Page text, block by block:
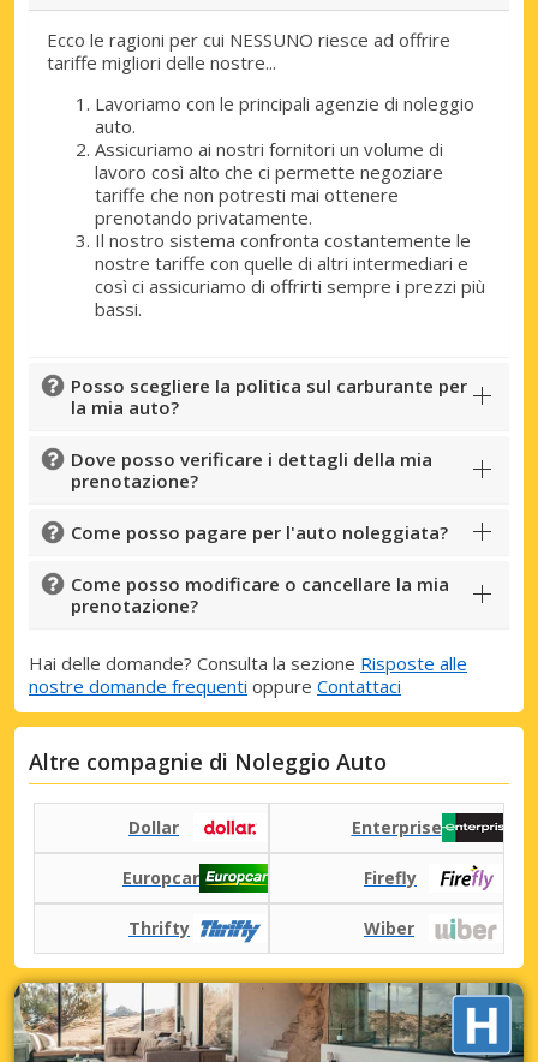
Ecco le ragioni per cui NESSUNO riesce ad offrire
tariffe migliori delle nostre...
Lavoriamo con le principali agenzie di noleggio
auto.
Assicuriamo ai nostri fornitori un volume di
lavoro così alto che ci permette negoziare
tariffe che non potresti mai ottenere
prenotando privatamente.
Il nostro sistema confronta costantemente le
nostre tariffe con quelle di altri intermediari e
così ci assicuriamo di offrirti sempre i prezzi più
bassi.
Posso scegliere la politica sul carburante per
la mia auto?
Dove posso verificare i dettagli della mia
prenotazione?
Come posso pagare per l'auto noleggiata?
Come posso modificare o cancellare la mia
prenotazione?
Hai delle domande? Consulta la sezione Risposte alle
nostre domande frequenti oppure Contattaci
Altre compagnie di Noleggio Auto
Dollar Enterprise
Europcar Firefly
Thrifty Wiber